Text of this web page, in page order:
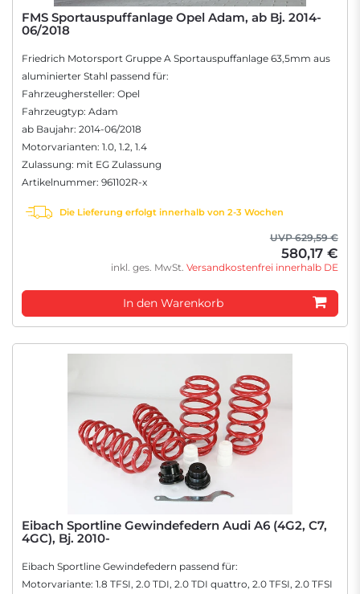
FMS Sportauspuffanlage Opel Adam, ab Bj. 2014-
06/2018
Friedrich Motorsport Gruppe A Sportauspuffanlage 63,5mm aus
aluminierter Stahl passend für:
Fahrzeughersteller: Opel
Fahrzeugtyp: Adam
ab Baujahr: 2014-06/2018
Motorvarianten: 1.0, 1.2, 1.4
Zulassung: mit EG Zulassung
Artikelnummer: 961102R-x
Die Lieferung erfolgt innerhalb von 2-3 Wochen
UVP 629,59 €
580,17 €
inkl. ges. MwSt. Versandkostenfrei innerhalb DE
In den Warenkorb
Eibach Sportline Gewindefedern Audi A6 (4G2, C7,
4GC), Bj. 2010-
Eibach Sportline Gewindefedern passend für:
Motorvariante: 1.8 TFSI, 2.0 TDI, 2.0 TDI quattro, 2.0 TFSI, 2.0 TFSI